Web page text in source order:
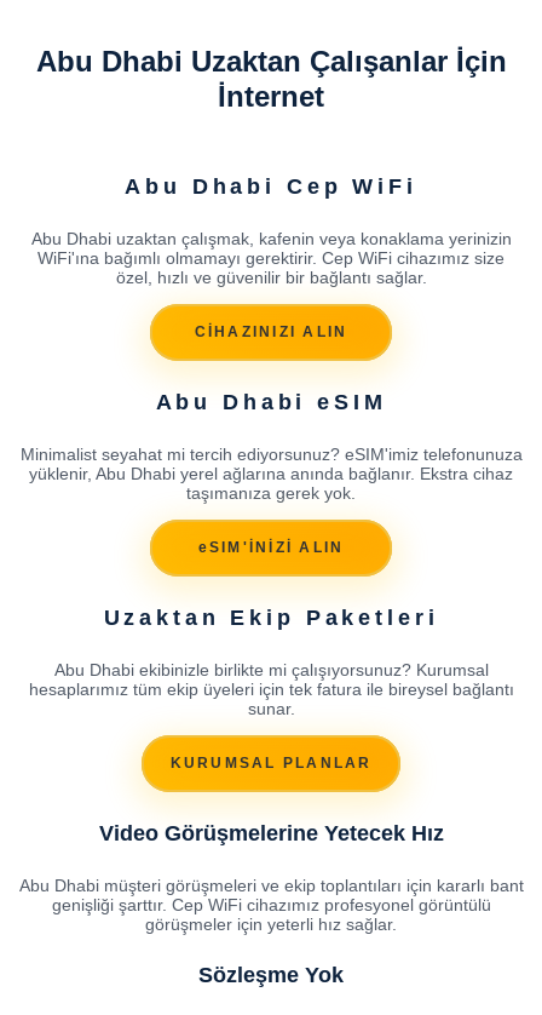
Abu Dhabi Uzaktan Çalışanlar İçin
İnternet
Abu Dhabi Cep WiFi
Abu Dhabi uzaktan çalışmak, kafenin veya konaklama yerinizin
WiFi'ına bağımlı olmamayı gerektirir. Cep WiFi cihazımız size
özel, hızlı ve güvenilir bir bağlantı sağlar.
CİHAZINIZI ALIN
Abu Dhabi eSIM
Minimalist seyahat mi tercih ediyorsunuz? eSIM'imiz telefonunuza
yüklenir, Abu Dhabi yerel ağlarına anında bağlanır. Ekstra cihaz
taşımanıza gerek yok.
eSIM'İNİZİ ALIN
Uzaktan Ekip Paketleri
Abu Dhabi ekibinizle birlikte mi çalışıyorsunuz? Kurumsal
hesaplarımız tüm ekip üyeleri için tek fatura ile bireysel bağlantı
sunar.
KURUMSAL PLANLAR
Video Görüşmelerine Yetecek Hız
Abu Dhabi müşteri görüşmeleri ve ekip toplantıları için kararlı bant
genişliği şarttır. Cep WiFi cihazımız profesyonel görüntülü
görüşmeler için yeterli hız sağlar.
Sözleşme Yok